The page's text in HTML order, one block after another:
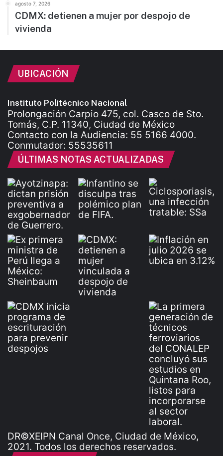
agosto 7, 2026
CDMX: detienen a mujer por despojo de
vivienda
UBICACIÓN
Instituto Politécnico Nacional
Prolongación Carpio 475, col. Casco de Sto.
Tomás, C.P. 11340, Ciudad de México
Contacto con la Audiencia: 55 5166 4000.
Conmutador: 55535611
ÚLTIMAS NOTAS ACTUALIZADAS
DR©XEIPN Canal Once, Ciudad de México,
2021. Todos los derechos reservados.